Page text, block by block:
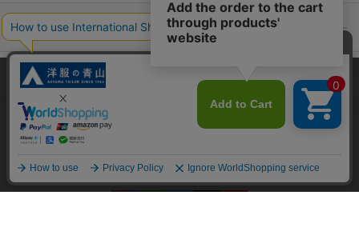
ポリシー・企業情報
オーダースーツなら SHITATE
OFFICIAL SNS
当サイトでは、快適な閲覧体験とコンテンツ改善のためにCookieを使用
しています。閲覧を続けることで、Cookieの使用に同意したものとみな
します。詳細については
同意して閉じる